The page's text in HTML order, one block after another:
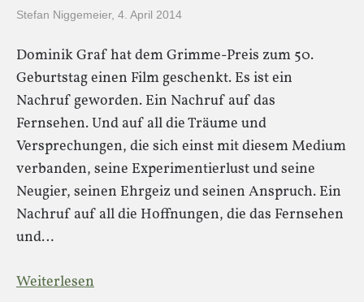
Stefan Niggemeier, 4. April 2014
Dominik Graf hat dem Grimme-Preis zum 50.
Geburtstag einen Film geschenkt. Es ist ein
Nachruf geworden. Ein Nachruf auf das
Fernsehen. Und auf all die Träume und
Versprechungen, die sich einst mit diesem Medium
verbanden, seine Experimentierlust und seine
Neugier, seinen Ehrgeiz und seinen Anspruch. Ein
Nachruf auf all die Hoffnungen, die das Fernsehen
und…
Weiterlesen